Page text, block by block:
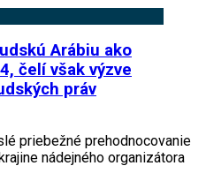
Arábiu ako
čelí však výzve
práv
priebežné prehodnocovanie
nádejného organizátora